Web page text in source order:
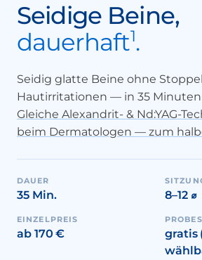
Seidige Beine,
dauerhaft1.
Seidig glatte Beine ohne
Hautirritationen — in 35 Minuten
Gleiche Alexandrit- & Nd:YAG-
beim Dermatologen — zum
DAUER
35 Min. 8–12 ⌀
EINZELPREIS
ab 170 €
gratis